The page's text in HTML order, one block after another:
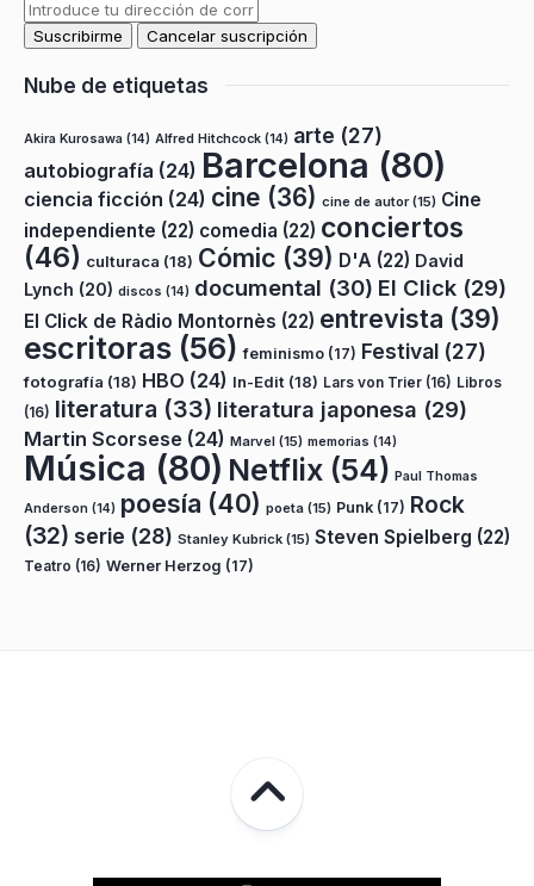
Nube de etiquetas
Akira Kurosawa (14) Alfred Hitchcock (14) arte (27)
autobiografía (24) Barcelona (80)
ciencia ficción (24) cine (36) cine de autor(15) Cine
independiente (22) comedia (22) conciertos
(46) culturaca (18) Cómic (39) D'A (22) David
Lynch (20) discos (14) documental (30) El Click (29)
El Click de Ràdio Montornès (22) entrevista (39)
escritoras (56) feminismo (17) Festival (27)
fotografía (18) HBO (24) In-Edit (18) Lars von Trier (16) Libros
(16) literatura (33) literatura japonesa (29)
Martin Scorsese (24) Marvel (15) memorias (14)
Música (80) Netflix (54) Paul Thomas
Anderson (14) poesía (40) poeta (15) Punk (17) Rock
(32) serie (28) Stanley Kubrick (15) Steven Spielberg (22)
Teatro (16) Werner Herzog (17)